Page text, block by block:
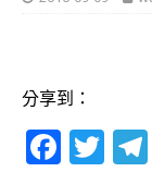
分享到：
F T